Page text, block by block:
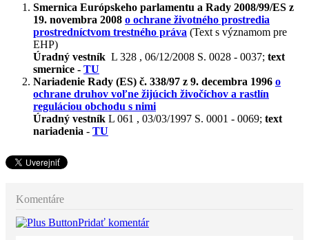
Smernica Európskeho parlamentu a Rady 2008/99/ES z
19. novembra 2008 o ochrane životného prostredia
prostredníctvom trestného práva (Text s významom pre
EHP)
Úradný vestník L 328 , 06/12/2008 S. 0028 - 0037; text
smernice - TU
Nariadenie Rady (ES) č. 338/97 z 9. decembra 1996 o
ochrane druhov voľne žijúcich živočíchov a rastlín
reguláciou obchodu s nimi
Úradný vestník L 061 , 03/03/1997 S. 0001 - 0069; text
nariadenia - TU
Komentáre
Pridať komentár